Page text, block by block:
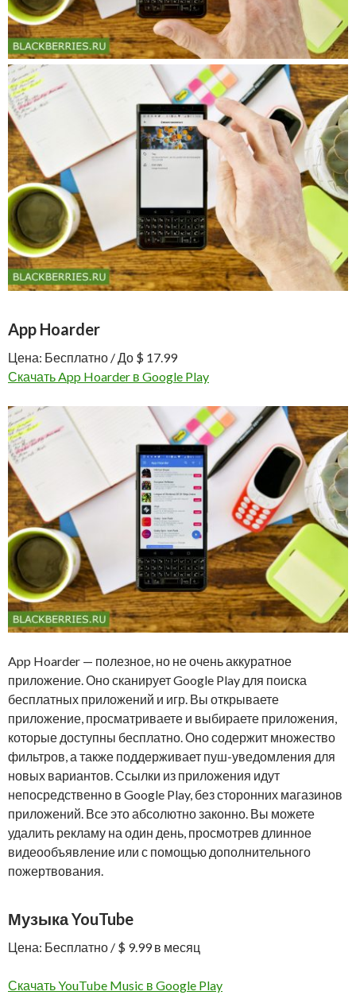
App Hoarder
Цена: Бесплатно / До $ 17.99
Скачать App Hoarder в Google Play
App Hoarder — полезное, но не очень аккуратное
приложение. Оно сканирует Google Play для поиска
бесплатных приложений и игр. Вы открываете
приложение, просматриваете и выбираете приложения,
которые доступны бесплатно. Оно содержит множество
фильтров, а также поддерживает пуш-уведомления для
новых вариантов. Ссылки из приложения идут
непосредственно в Google Play, без сторонних магазинов
приложений. Все это абсолютно законно. Вы можете
удалить рекламу на один день, просмотрев длинное
видеообъявление или с помощью дополнительного
пожертвования.
Музыка YouTube
Цена: Бесплатно / $ 9.99 в месяц
Скачать YouTube Music в Google Play